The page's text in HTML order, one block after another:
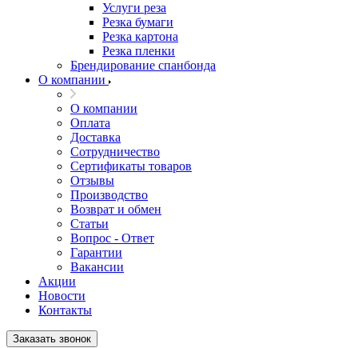
Услуги реза
Резка бумаги
Резка картона
Резка пленки
Брендирование спанбонда
О компании
О компании
Оплата
Доставка
Сотрудничество
Сертификаты товаров
Отзывы
Производство
Возврат и обмен
Статьи
Вопрос - Ответ
Гарантии
Вакансии
Акции
Новости
Контакты
Заказать звонок